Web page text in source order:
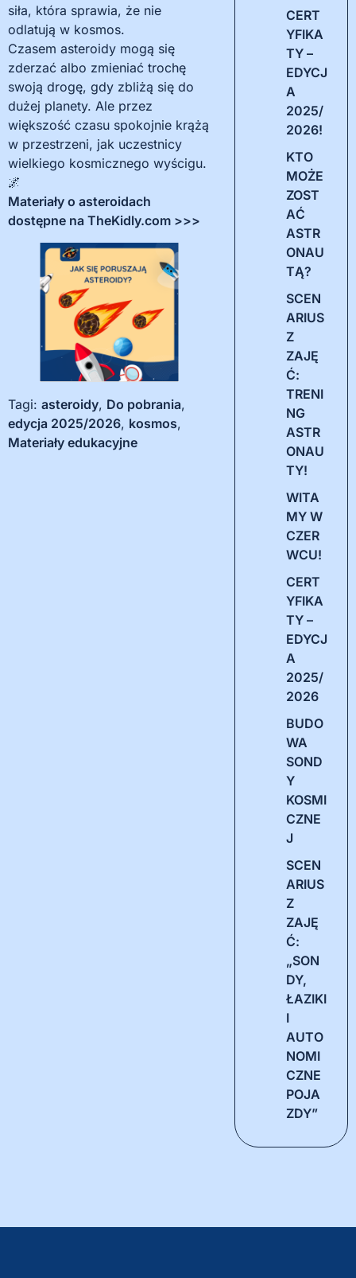
siła, która sprawia, że nie
odlatują w kosmos.
Czasem asteroidy mogą się
zderzać albo zmieniać trochę
swoją drogę, gdy zbliżą się do
dużej planety. Ale przez
większość czasu spokojnie krążą
w przestrzeni, jak uczestnicy
wielkiego kosmicznego wyścigu.
🌌
Materiały o asteroidach
dostępne na TheKidly.com >>>
Tagi: asteroidy, Do pobrania,
edycja 2025/2026, kosmos,
Materiały edukacyjne
CERT
YFIKA
TY –
EDYCJ
A
2025/
2026!
KTO
MOŻE
ZOST
AĆ
ASTR
ONAU
TĄ?
SCEN
ARIUS
Z
ZAJĘ
Ć:
TRENI
NG
ASTR
ONAU
TY!
WITA
MY W
CZER
WCU!
CERT
YFIKA
TY –
EDYCJ
A
2025/
2026
BUDO
WA
SOND
Y
KOSMI
CZNE
J
SCEN
ARIUS
Z
ZAJĘ
Ć:
„SON
DY,
ŁAZIKI
I
AUTO
NOMI
CZNE
POJA
ZDY”